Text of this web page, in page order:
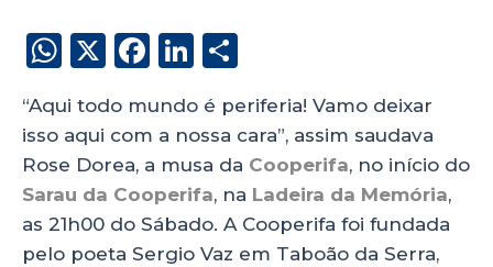
W
a
ts
A
p
X
F
c
e
b
o
Li
k
e
dI
n
a
re
“Aqui todo mundo é periferia! Vamo deixar
isso aqui com a nossa cara”, assim saudava
Rose Dorea, a musa da Cooperifa, no início do
Sarau da Cooperifa, na Ladeira da Memória,
as 21h00 do Sábado. A Cooperifa foi fundada
pelo poeta Sergio Vaz em Taboão da Serra,